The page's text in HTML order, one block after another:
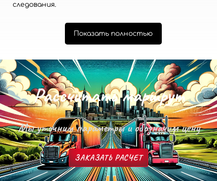
следования.
Показать полностью
Рассчитать маршрут
Мы уточним параметры и обозначим цену
ЗАКАЗАТЬ РАСЧЕТ